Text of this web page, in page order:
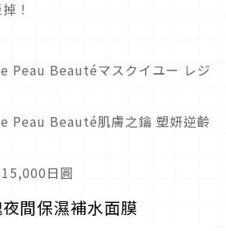
！
Peau Beautéマスクイユー レジ
Peau Beauté肌膚之鑰 塑妍逆齡
日圓
間保濕補水面膜